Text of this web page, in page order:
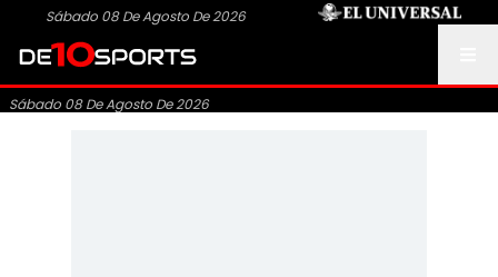
Sábado 08 De Agosto De 2026
Sábado 08 De Agosto De 2026